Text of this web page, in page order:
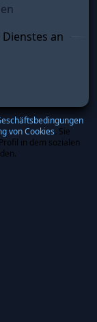
an
von Cookies. Sie
in dem sozialen